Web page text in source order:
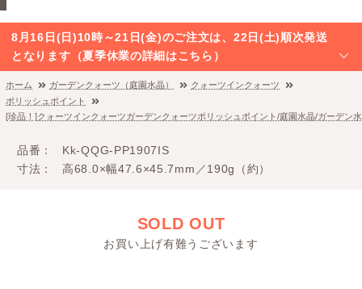
8月16日(日)10時～21日(金)のご注文は、22日(土)順次発送
となります（夏季休業の詳細はこちら）
ホーム ガーデンクォーツ（庭園水晶）
クォーツインクォーツ
ポリッシュポイント
[珍品！]クォーツインクォーツガーデンクォーツポリッシュポイント/庭園水晶/ガーデン
品番
Kk-QQG-PP1907IS
寸法
高68.0×幅47.6×45.7mm／190g（約）
SOLD OUT
お買い上げ有難うございます